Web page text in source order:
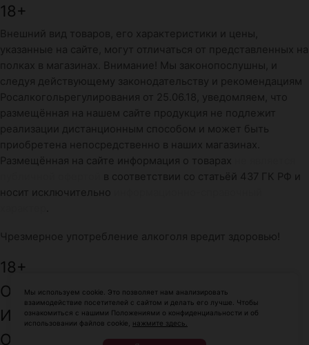
18+
Внешний вид товаров, его характеристики и цены,
указанные на сайте, могут отличаться от представленных на
полках в магазинах. Внимание! Мы законопослушны, и
следуя действующему законодательству и рекомендациям
Росалкогольрегулирования от 25.06.18, уведомляем, что
размещённая на нашем сайте продукция не подлежит
реализации дистанционным способом и может быть
приобретена непосредственно в наших магазинах.
Размещённая на сайте информация о товарах
в соответствии со статьёй 437 ГК РФ и
носит исключительно
Чрезмерное употребление алкоголя вредит здоровью!
18+
ООО: «ПровиантЮг»
ИНН: 2312156800
ОГРН: 1082312013079
Мы используем cookie. Это позволяет нам анализировать
взаимодействие посетителей с сайтом и делать его лучше. Чтобы
ознакомиться с нашими Положениями о конфиденциальности и об
использовании файлов cookie, нажмите здесь.